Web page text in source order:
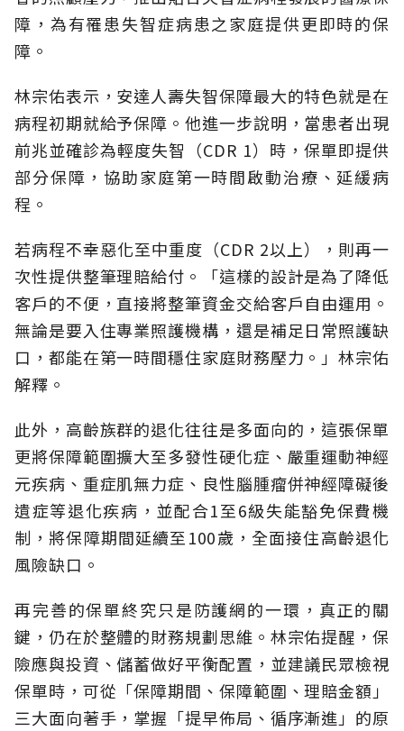
障，為有罹患失智症病患之家庭提供更即時的保
障。
林宗佑表示，安達人壽失智保障最大的特色就是在
病程初期就給予保障。他進一步說明，當患者出現
前兆並確診為輕度失智（CDR 1）時，保單即提供
部分保障，協助家庭第一時間啟動治療、延緩病
程。
若病程不幸惡化至中重度（CDR 2以上），則再一
次性提供整筆理賠給付。「這樣的設計是為了降低
客戶的不便，直接將整筆資金交給客戶自由運用。
無論是要入住專業照護機構，還是補足日常照護缺
口，都能在第一時間穩住家庭財務壓力。」林宗佑
解釋。
此外，高齡族群的退化往往是多面向的，這張保單
更將保障範圍擴大至多發性硬化症、嚴重運動神經
元疾病、重症肌無力症、良性腦腫瘤併神經障礙後
遺症等退化疾病，並配合1至6級失能豁免保費機
制，將保障期間延續至100歲，全面接住高齡退化
風險缺口。
再完善的保單終究只是防護網的一環，真正的關
鍵，仍在於整體的財務規劃思維。 林宗佑提醒，保
險應與投資、儲蓄做好平衡配置，並建議民眾檢視
保單時，可從「保障期間、保障範圍、理賠金額」
三大面向著手，掌握「提早佈局、循序漸進」的原